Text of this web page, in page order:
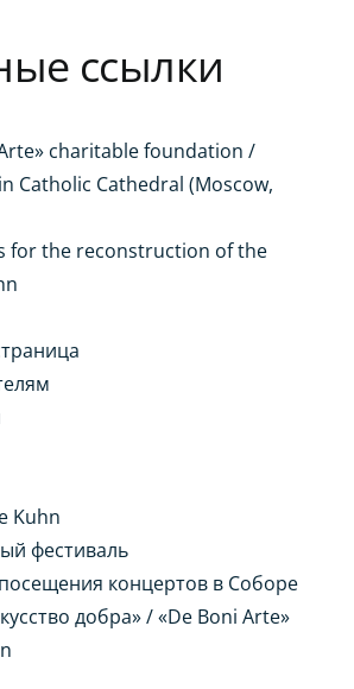
ссылки
charitable foundation /
Catholic Cathedral (Moscow,
for the reconstruction of the
Kuhn
фестиваль
концертов в Соборе
добра» / «De Boni Arte»